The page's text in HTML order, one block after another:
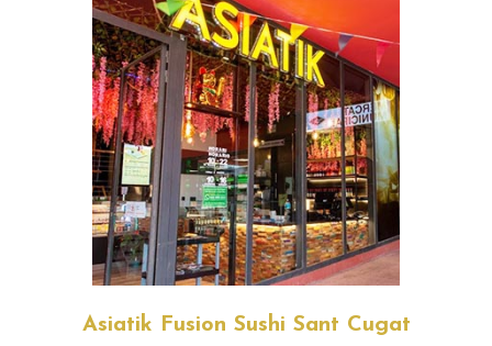
Asiatik Fusion Sushi Sant Cugat